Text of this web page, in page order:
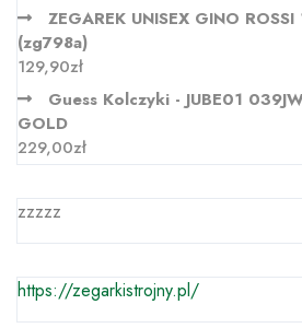
ZEGAREK UNISEX GINO
(zg798a)
129,90zł
Guess Kolczyki - JUBE01
GOLD
229,00zł
zzzzz
https://zegarkistrojny.pl/